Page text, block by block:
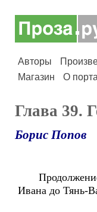
Авторы
Магазин
О
Глава 39.
Борис Попов
Продолжение
Ивана до Тянь-